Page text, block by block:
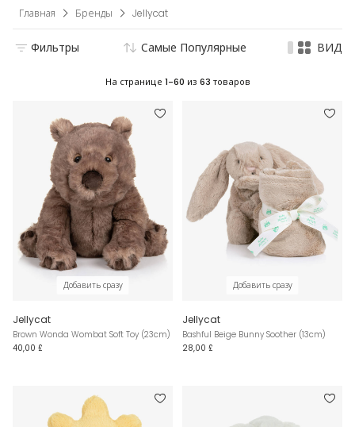
Главная Бренды Jellycat
Фильтры Самые Популярные ВИД
На странице 1-60 из 63 товаров
Добавить сразу
Jellycat
Brown Wonda Wombat Soft Toy (23cm)
40,00 £
Добавить сразу
Jellycat
Bashful Beige Bunny Soother (13cm)
28,00 £